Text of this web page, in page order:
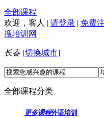
全部课程
欢迎， 客人 | 请登录 | 免费
搜培训网
长春 [切换城市]
全部课程分类
更多课程外语培训